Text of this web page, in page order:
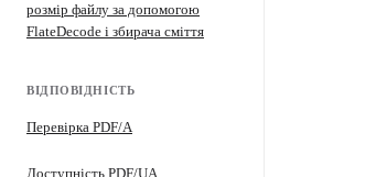
розмір файлу за допомогою
FlateDecode і збирача сміття
ВІДПОВІДНІСТЬ
Перевірка PDF/A
Доступність PDF/UA